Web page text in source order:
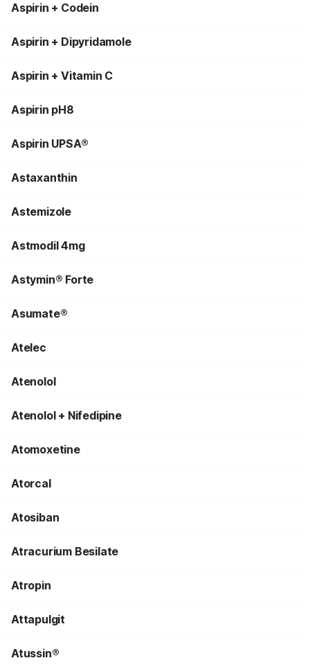
Aspirin + Codein
Aspirin + Dipyridamole
Aspirin + Vitamin C
Aspirin pH8
Aspirin UPSA®
Astaxanthin
Astemizole
Astmodil 4mg
Astymin® Forte
Asumate®
Atelec
Atenolol
Atenolol + Nifedipine
Atomoxetine
Atorcal
Atosiban
Atracurium Besilate
Atropin
Attapulgit
Atussin®